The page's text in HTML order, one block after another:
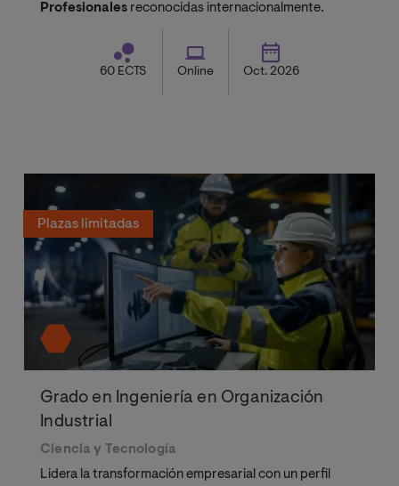
Profesionales reconocidas internacionalmente.
60 ECTS Online Oct. 2026
Plazas limitadas
Grado en Ingeniería en Organización
Industrial
Ciencia y Tecnología
Lidera la transformación empresarial con un perfil